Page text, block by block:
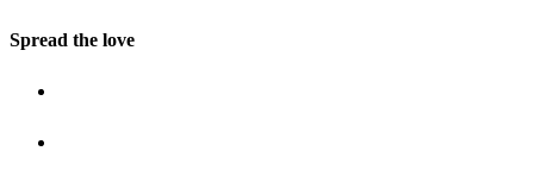
Spread the love